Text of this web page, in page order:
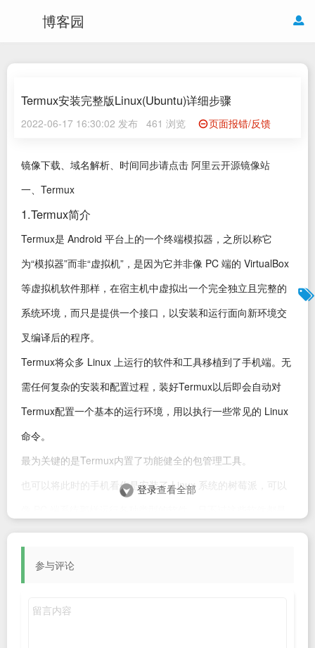
博客园
Termux安装完整版Linux(Ubuntu)详细步骤
2022-06-17 16:30:02 发布 461 浏览 页面报错/反馈
镜像下载、域名解析、时间同步请点击 阿里云开源镜像站
一、Termux
1.Termux简介
Termux是 Android 平台上的一个终端模拟器，之所以称它
为“模拟器”而非“虚拟机”，是因为它并非像 PC 端的 VirtualBox
等虚拟机软件那样，在宿主机中虚拟出一个完全独立且完整的
系统环境，而只是提供一个接口，以安装和运行面向新环境交
叉编译后的程序。
Termux将众多 Linux 上运行的软件和工具移植到了手机端。无
需任何复杂的安装和配置过程，装好Termux以后即会自动对
Termux配置一个基本的运行环境，用以执行一些常见的 Linux
命令。
最为关键的是Termux内置了功能健全的包管理工具。
也可以将此时的手机看作是安装了 Linux 系统的树莓派，可以
针对特定的 CPU 架构和硬件设备编译过的（交叉编译或者在树
莓派系统中本地编译）。
需要注意的是，由于移动端和 PC 端硬件设备的巨大差异，加
上 Android 内核和操作系统的限制，能够直接运行的程序毕竟
登录查看全部
参与评论